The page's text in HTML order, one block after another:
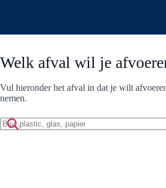
Welk afval wil je
Vul hieronder het afval in dat je wilt
nemen.
Zoek
op